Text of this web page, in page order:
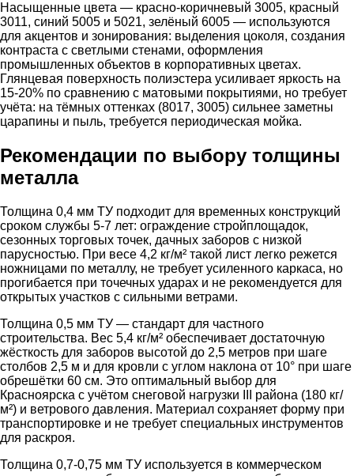
Насыщенные цвета — красно-коричневый 3005, красный
3011, синий 5005 и 5021, зелёный 6005 — используются
для акцентов и зонирования: выделения цоколя, создания
контраста с светлыми стенами, оформления
промышленных объектов в корпоративных цветах.
Глянцевая поверхность полиэстера усиливает яркость на
15-20% по сравнению с матовыми покрытиями, но требует
учёта: на тёмных оттенках (8017, 3005) сильнее заметны
царапины и пыль, требуется периодическая мойка.
Рекомендации по выбору толщины
металла
Толщина 0,4 мм ТУ подходит для временных конструкций
сроком службы 5-7 лет: ограждение стройплощадок,
сезонных торговых точек, дачных заборов с низкой
парусностью. При весе 4,2 кг/м² такой лист легко режется
ножницами по металлу, не требует усиленного каркаса, но
прогибается при точечных ударах и не рекомендуется для
открытых участков с сильными ветрами.
Толщина 0,5 мм ТУ — стандарт для частного
строительства. Вес 5,4 кг/м² обеспечивает достаточную
жёсткость для заборов высотой до 2,5 метров при шаге
столбов 2,5 м и для кровли с углом наклона от 10° при шаге
обрешётки 60 см. Это оптимальный выбор для
Красноярска с учётом снеговой нагрузки III района (180 кг/
м²) и ветрового давления. Материал сохраняет форму при
транспортировке и не требует специальных инструментов
для раскроя.
Толщина 0,7-0,75 мм ТУ используется в коммерческом